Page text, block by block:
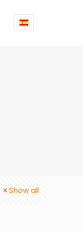
Show all